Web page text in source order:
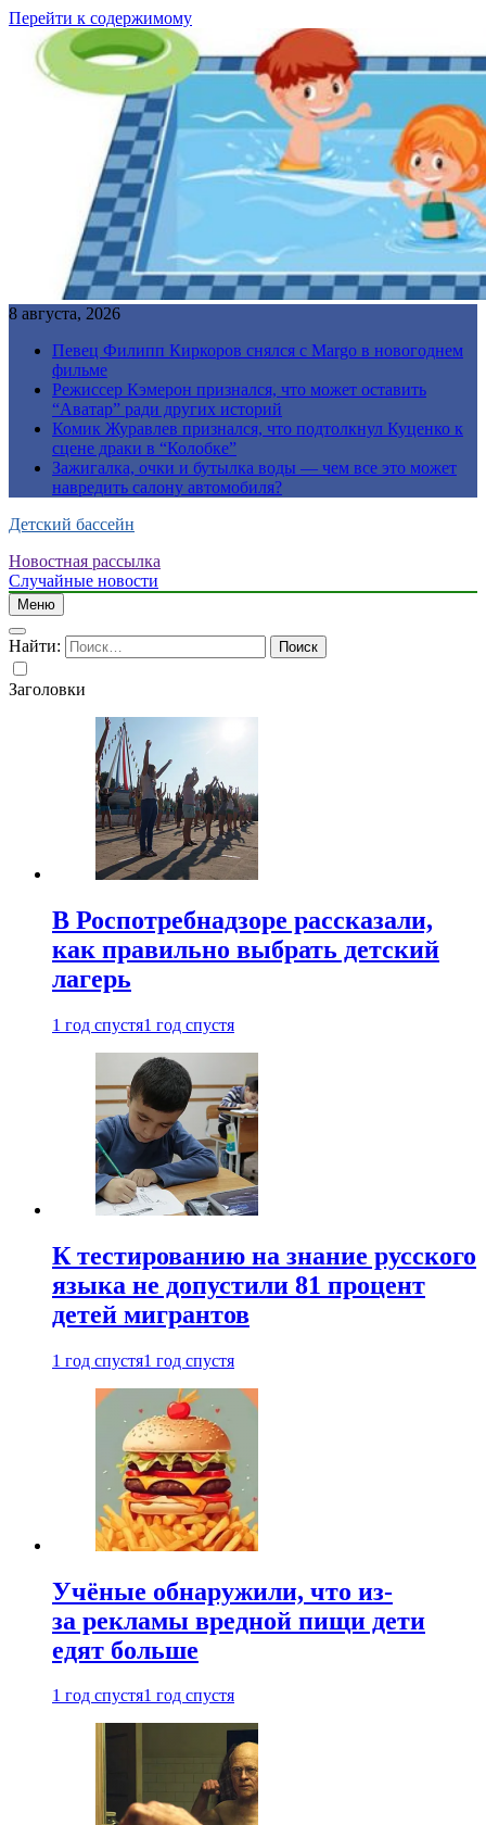
Перейти к содержимому
8 августа, 2026
Певец Филипп Киркоров снялся с Margo в новогоднем
фильме
Режиссер Кэмерон признался, что может оставить
“Аватар” ради других историй
Комик Журавлев признался, что подтолкнул Куценко к
сцене драки в “Колобке”
Зажигалка, очки и бутылка воды — чем все это может
навредить салону автомобиля?
Детский бассейн
Новостная рассылка
Случайные новости
Меню
Найти:
Заголовки
В Роспотребнадзоре рассказали,
как правильно выбрать детский
лагерь
1 год спустя1 год спустя
К тестированию на знание русского
языка не допустили 81 процент
детей мигрантов
1 год спустя1 год спустя
Учёные обнаружили, что из-
за рекламы вредной пищи дети
едят больше
1 год спустя1 год спустя